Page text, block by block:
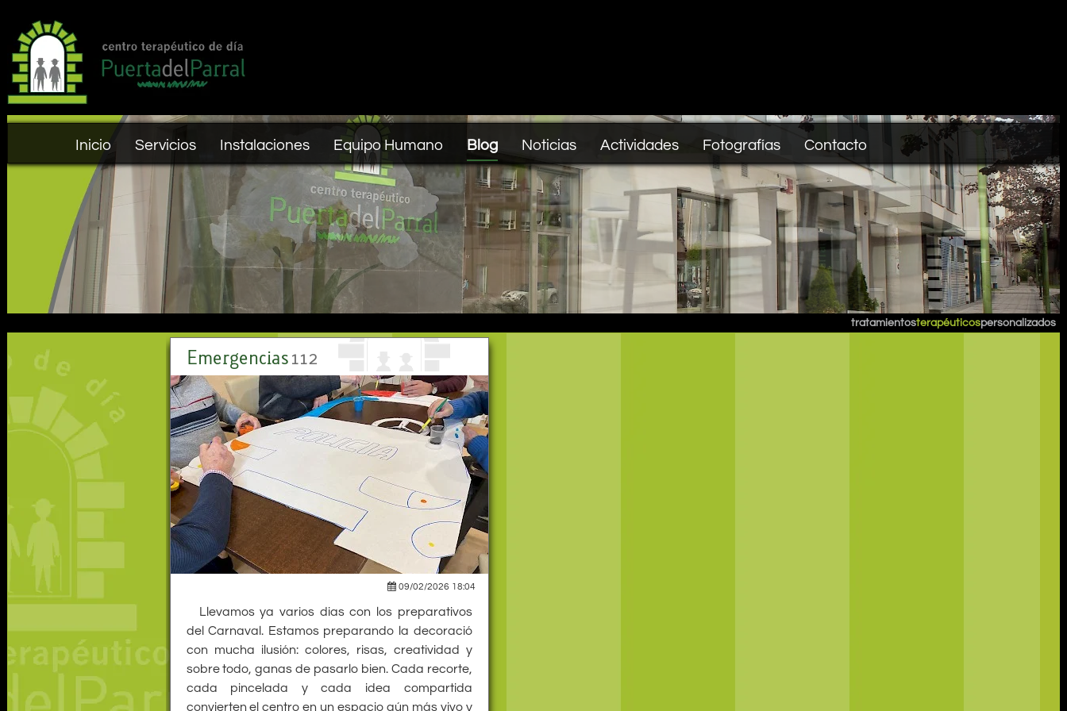
Inicio Servicios Instalaciones Equipo Humano Blog Noticias Actividades Fotografías Contacto
tratamientosterapéuticospersonalizados
Emergencias 112
09/02/2026 18:04
Llevamos ya varios dias con los preparativos
del Carnaval. Estamos preparando la decoració
con mucha ilusión: colores, risas, creatividad y
sobre todo, ganas de pasarlo bien. Cada recorte,
cada pincelada y cada idea compartida
convierten el centro en un espacio aún más vivo y